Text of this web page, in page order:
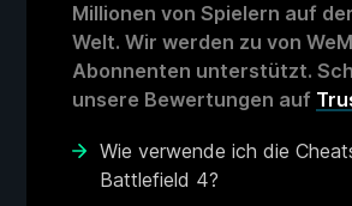
Millionen von Spielern auf
Welt. Wir werden zu von
Abonnenten unterstützt.
unsere Bewertungen auf
Wie verwende ich die
Battlefield 4?